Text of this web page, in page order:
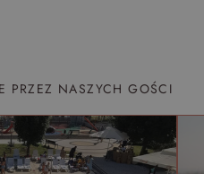
PRZEZ NASZYCH GOŚCI